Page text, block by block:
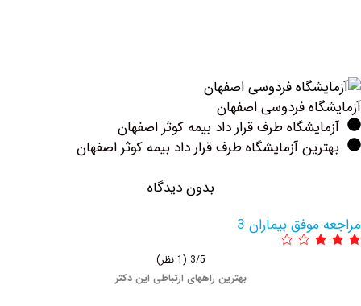
فردوسی ‏اصفهان
طرف قرار داد بیمه کوثر اصفهان
آزمایشگاه طرف قرار داد بیمه کوثر اصفهان
بدون دیدگاه
بیماران 3
بهترین راههای ارتباطی این دکتر